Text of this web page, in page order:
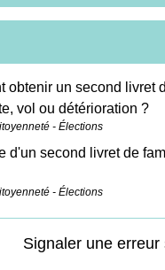
obtenir un second livret
vol ou détérioration ?
- Élections
d'un second livret de
- Élections
Signaler une